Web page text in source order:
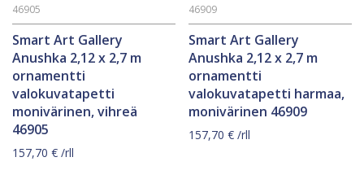
Smart Art Gallery
Anushka 2,12 x 2,7 m
ornamentti
valokuvatapetti
monivärinen, vihreä
46905
46905
157,70 € /rll
Smart Art Gallery
Anushka 2,12 x 2,7 m
ornamentti
valokuvatapetti harmaa,
monivärinen 46909
46909
157,70€ /rll